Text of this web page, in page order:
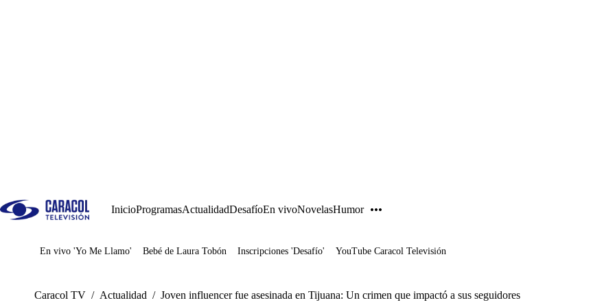
InicioProgramasActualidadDesafíoEn vivoNovelasHumor
Juegos
En vivo 'Yo Me Llamo' Bebé de Laura Tobón Inscripciones 'Desafío' YouTube Caracol Televisión
Caracol TV / Actualidad / Joven influencer fue asesinada en Tijuana: Un crimen que impactó a sus seguidores